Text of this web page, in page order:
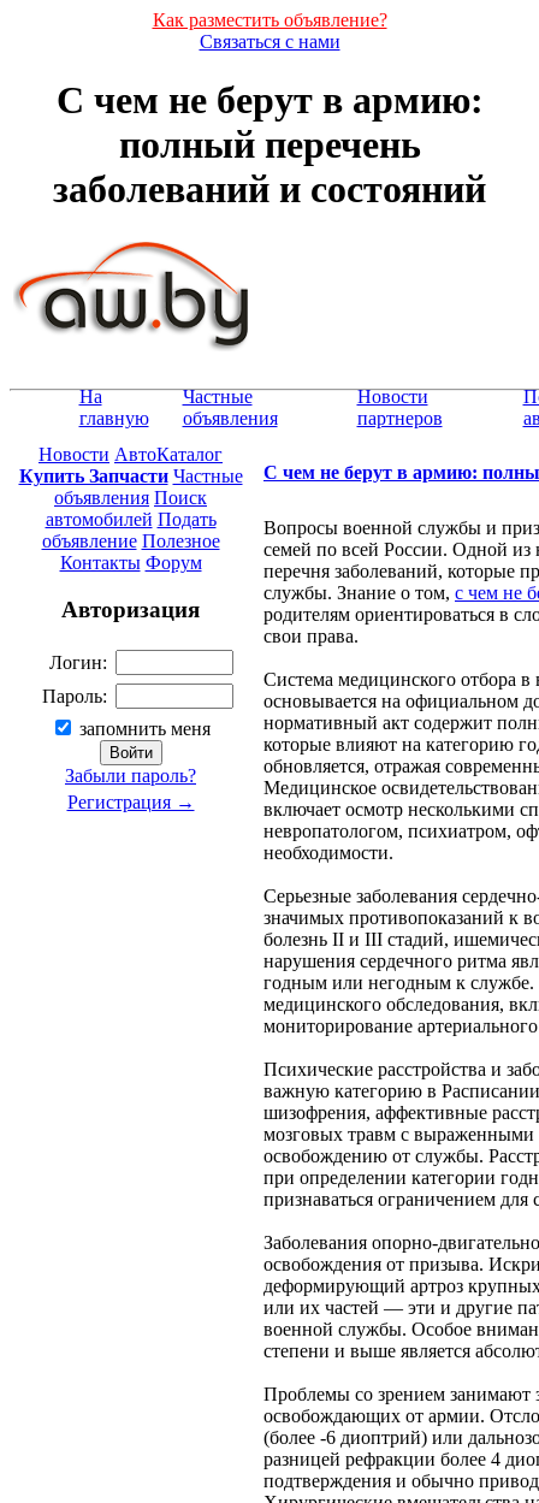
Как разместить объявление?
Связаться с нами
С чем не берут в армию:
полный перечень
заболеваний и состояний
На
главную
Частные
объявления
Новости
партнеров
Новости АвтоКаталог
Купить Запчасти Частные
объявления Поиск
автомобилей Подать
объявление Полезное
Контакты Форум
Авторизация
Логин:
Пароль:
запомнить меня
Забыли пароль?
Регистрация →
С чем не берут в армию:
Вопросы военной службы и
семей по всей России. Одной из
перечня заболеваний, которые
службы. Знание о том, с чем не
родителям ориентироваться в
свои права.
Система медицинского отбора
основывается на официальном
нормативный акт содержит
которые влияют на категорию
обновляется, отражая
Медицинское
включает осмотр несколькими
невропатологом, психиатром,
необходимости.
Серьезные заболевания
значимых противопоказаний к
болезнь II и III стадий,
нарушения сердечного ритма
годным или негодным к службе.
медицинского обследования,
мониторирование
Психические расстройства и
важную категорию в
шизофрения, аффективные
мозговых травм с
освобождению от службы.
при определении категории
признаваться ограничением
Заболевания опорно-
освобождения от призыва.
деформирующий артроз крупных
или их частей — эти и другие
военной службы. Особое
степени и выше является
Проблемы со зрением занимают
освобождающих от армии.
(более -6 диоптрий) или
разницей рефракции более 4
подтверждения и обычно